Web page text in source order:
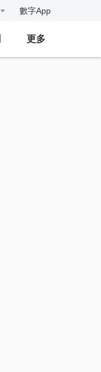
數字App
更多